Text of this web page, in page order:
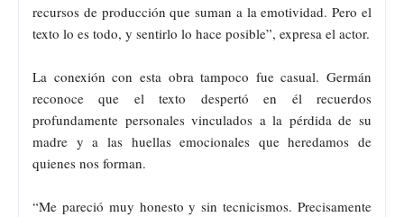
recursos de producción que suman a la emotividad. Pero el
texto lo es todo, y sentirlo lo hace posible”, expresa el actor.
La conexión con esta obra tampoco fue casual. Germán
reconoce que el texto despertó en él recuerdos
profundamente personales vinculados a la pérdida de su
madre y a las huellas emocionales que heredamos de
quienes nos forman.
“Me pareció muy honesto y sin tecnicismos. Precisamente